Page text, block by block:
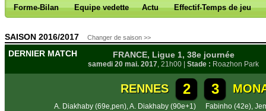
Forme-Bilan Equipe vedette Actu Effectif-Temps de jeu
SAISON 2016/2017 Changer de saison >>
DERNIER MATCH FRANCE, Ligue 1, 38e journée
samedi 20 mai. 2017, 21h00 | Stade : Roazhon Park
RENNES 2 3
A. Diakhaby (69e,pen),A. Diakhaby (90e+1) Fabinho (42e),